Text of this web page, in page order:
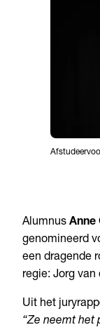
Alumnus Anne
genomineerd
een dragende
regie: Jorg van
Uit het
“Ze neemt het